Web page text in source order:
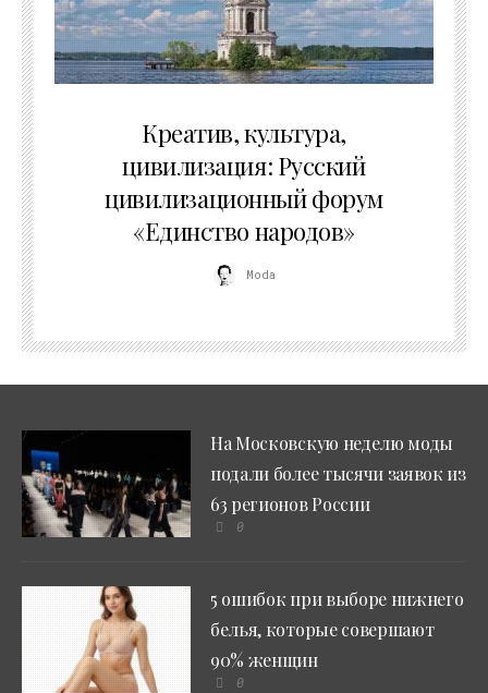
Креатив, культура,
цивилизация: Русский
цивилизационный форум
«Единство народов»
Moda
На Московскую неделю моды
подали более тысячи заявок из
63 регионов России
0
5 ошибок при выборе нижнего
белья, которые совершают
90% женщин
0